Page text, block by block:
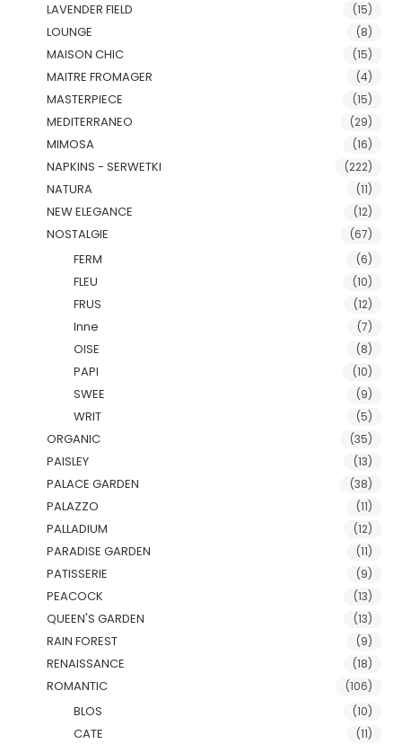
LAVENDER FIELD (15)
LOUNGE (8)
MAISON CHIC (15)
MAITRE FROMAGER (4)
MASTERPIECE (15)
MEDITERRANEO (29)
MIMOSA (16)
NAPKINS - SERWETKI (222)
NATURA (11)
NEW ELEGANCE (12)
NOSTALGIE (67)
FERM (6)
FLEU (10)
FRUS (12)
Inne (7)
OISE (8)
PAPI (10)
SWEE (9)
WRIT (5)
ORGANIC (35)
PAISLEY (13)
PALACE GARDEN (38)
PALAZZO (11)
PALLADIUM (12)
PARADISE GARDEN (11)
PATISSERIE (9)
PEACOCK (13)
QUEEN'S GARDEN (13)
RAIN FOREST (9)
RENAISSANCE (18)
ROMANTIC (106)
BLOS (10)
CATE (11)